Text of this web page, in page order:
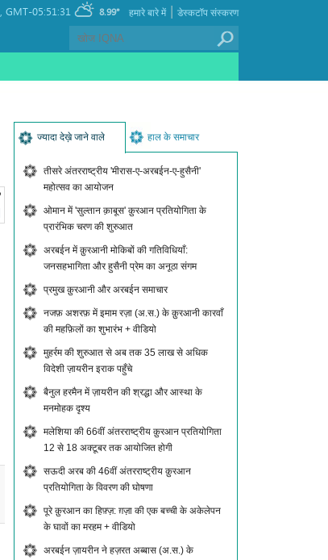
GMT-05:51:31 8.99° डेस्कटॉप संस्करण
|
हमारे बारे में
ज्यादा देख़े जाने वाले हाल के समाचार
तीसरे अंतरराष्ट्रीय 'मीरास-ए-अरबईन-ए-हुसैनी'
महोत्सव का आयोजन
ओमान में 'सुल्तान क़ाबूस' क़ुरआन प्रतियोगिता के
प्रारंभिक चरण की शुरुआत
अरबईन में क़ुरआनी मोकिबों की गतिविधियाँ:
जनसहभागिता और हुसैनी प्रेम का अनूठा संगम
प्रमुख क़ुरआनी और अरबईन समाचार
नजफ़ अशरफ़ में इमाम रज़ा (अ.स.) के क़ुरआनी कारवाँ
की महफ़िलों का शुभारंभ + वीडियो
मुहर्रम की शुरुआत से अब तक 35 लाख से अधिक
विदेशी ज़ायरीन इराक पहुँचे
बैनुल हरमैन में ज़ायरीन की श्रद्धा और आस्था के
मनमोहक दृश्य
मलेशिया की 66वीं अंतरराष्ट्रीय क़ुरआन प्रतियोगिता
12 से 18 अक्टूबर तक आयोजित होगी
सऊदी अरब की 46वीं अंतरराष्ट्रीय क़ुरआन
प्रतियोगिता के विवरण की घोषणा
पूरे क़ुरआन का हिफ़्ज़: ग़ज़ा की एक बच्ची के अकेलेपन
के घावों का मरहम + वीडियो
अरबईन ज़ायरीन ने हज़रत अब्बास (अ.स.) के